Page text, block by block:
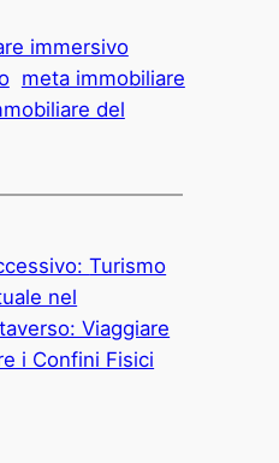
immersivo
meta immobiliare
del
Turismo
nel
Viaggiare
i Confini Fisici